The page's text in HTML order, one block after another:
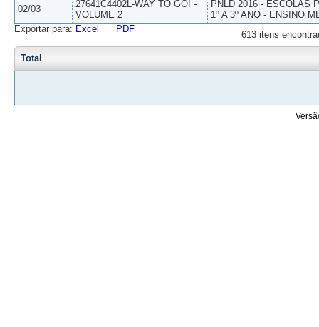
02/03
27641C4402L-WAY TO GO! -
VOLUME 2
PNLD 2016 - ESCOLAS
1º A 3º ANO - ENSINO
613 itens
Exportar para: Excel PDF
Total